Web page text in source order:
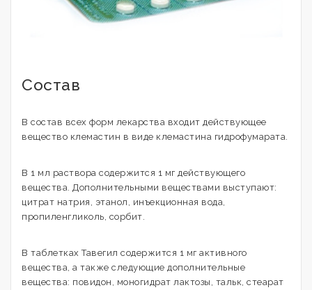
Состав
В состав всех форм лекарства входит действующее
вещество клемастин в виде клемастина гидрофумарата.
В 1 мл раствора содержится 1 мг действующего
вещества. Дополнительными веществами выступают:
цитрат натрия, этанол, инъекционная вода,
пропиленгликоль, сорбит.
В таблетках Тавегил содержится 1 мг активного
вещества, а также следующие дополнительные
вещества: повидон, моногидрат лактозы, тальк, стеарат